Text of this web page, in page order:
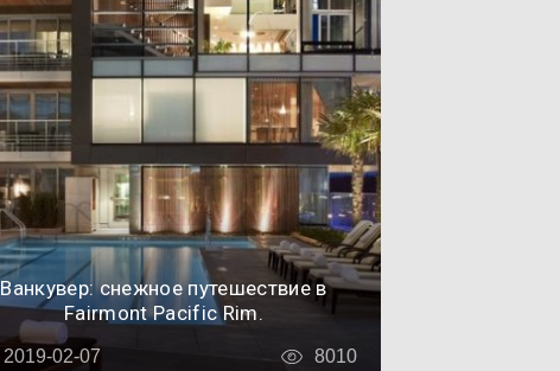
Ванкувер: снежное путешествие в
Fairmont Pacific Rim.
2019-02-07 8010